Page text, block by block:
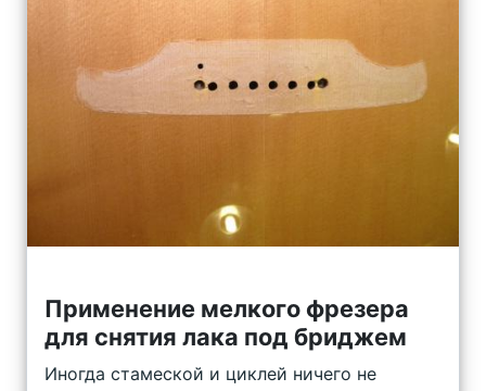
Применение мелкого фрезера
для снятия лака под бриджем
Иногда стамеской и циклей ничего не